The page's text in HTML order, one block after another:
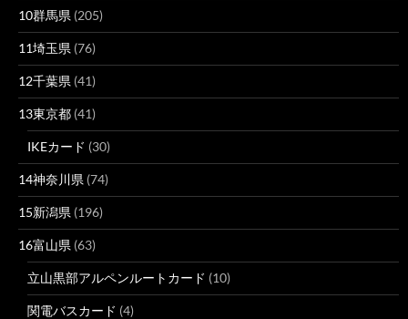
10群馬県 (205)
11埼玉県 (76)
12千葉県 (41)
13東京都 (41)
IKEカード (30)
14神奈川県 (74)
15新潟県 (196)
16富山県 (63)
立山黒部アルペンルートカード (10)
関電バスカード (4)